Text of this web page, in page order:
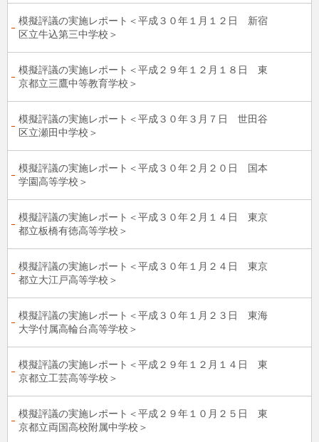
模擬評議の実施レポート＜平成３０年１月１２日 新宿
区立牛込第三中学校＞
模擬評議の実施レポート＜平成２９年１２月１８日 東
京都立三鷹中等教育学校＞
模擬評議の実施レポート＜平成３０年３月７日 世田谷
区立瀬田中学校＞
模擬評議の実施レポート＜平成３０年２月２０日 国本
学園高等学校＞
模擬評議の実施レポート＜平成３０年２月１４日 東京
都立板橋有徳高等学校＞
模擬評議の実施レポート＜平成３０年１月２４日 東京
都立大江戸高等学校＞
模擬評議の実施レポート＜平成３０年１月２３日 東海
大学付属高輪台高等学校＞
模擬評議の実施レポート＜平成２９年１２月１４日 東
京都立工芸高等学校＞
模擬評議の実施レポート＜平成２９年１０月２５日 東
京都立両国高校附属中学校＞